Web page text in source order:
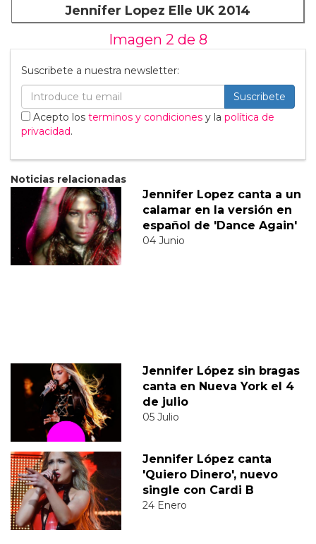
Jennifer Lopez Elle UK 2014
Imagen 2 de 8
Suscribete a nuestra newsletter:
Suscribete
Acepto los terminos y condiciones y la política de
privacidad.
Noticias relacionadas
Jennifer Lopez canta a un
calamar en la versión en
español de 'Dance Again'
04 Junio
Jennifer López sin bragas
canta en Nueva York el 4
de julio
05 Julio
Jennifer López canta
'Quiero Dinero', nuevo
single con Cardi B
24 Enero